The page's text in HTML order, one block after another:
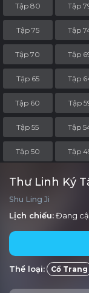
Tập 80 Tập
Tập 75 Tập
Tập 70 Tập
Tập 65 Tập
Tập 60 Tập
Tập 55 Tập
Tập 50 Tập
Tập 45 Tập
Tập 40
Tập 25 Tập
Thư Linh Ký
Shu Ling Ji
Lịch chiếu:Đang
Thể loại: Cổ Trang